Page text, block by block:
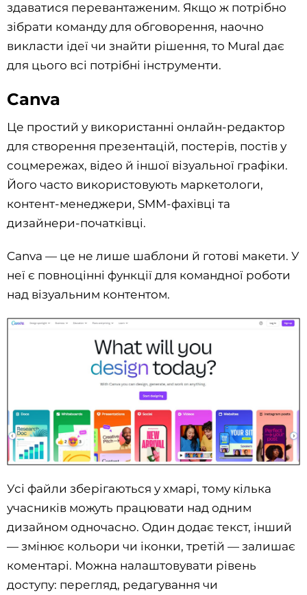
здаватися перевантаженим. Якщо ж потрібно
зібрати команду для обговорення, наочно
викласти ідеї чи знайти рішення, то Mural дає
для цього всі потрібні інструменти.
Canva
Це простий у використанні онлайн-редактор
для створення презентацій, постерів, постів у
соцмережах, відео й іншої візуальної графіки.
Його часто використовують маркетологи,
контент-менеджери, SMM-фахівці та
дизайнери-початківці.
Canva — це не лише шаблони й готові макети. У
неї є повноцінні функції для командної роботи
над візуальним контентом.
Усі файли зберігаються у хмарі, тому кілька
учасників можуть працювати над одним
дизайном одночасно. Один додає текст, інший
— змінює кольори чи іконки, третій — залишає
коментарі. Можна налаштовувати рівень
доступу: перегляд, редагування чи